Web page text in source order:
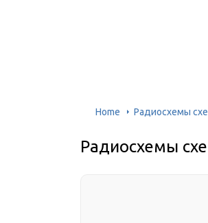
Home Радиосхемы
Радиосхемы